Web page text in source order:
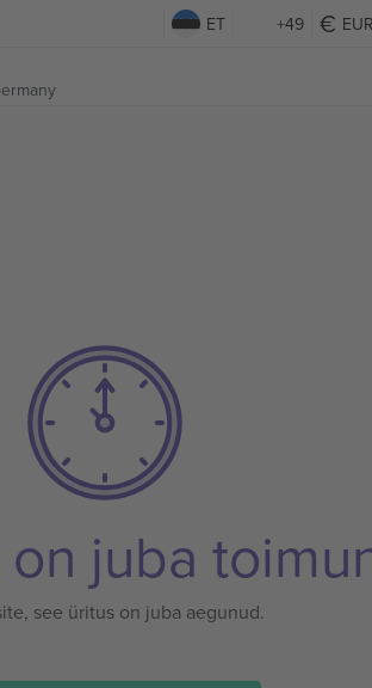
ET +49 EUR
juba
see üritus on juba aegunud.